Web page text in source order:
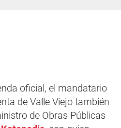
oficial, el mandatario
de Valle Viejo también
de Obras Públicas